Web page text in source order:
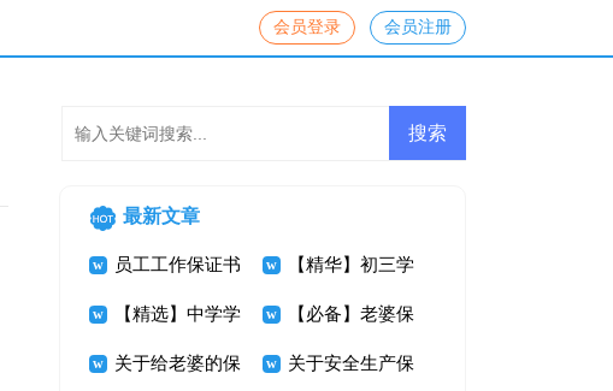
会员登录 会员注册
最新文章
员工工作保证书 【精华】初三学
生检讨书3篇
【精选】中学学
生手机检讨书三
【必备】老婆保
证书三篇
关于给老婆的保 关于安全生产保